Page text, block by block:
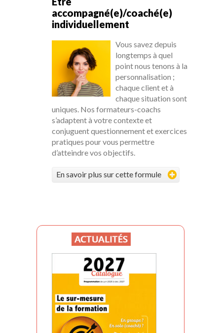
accompagné(e)/coaché(e)
individuellement
Vous savez depuis
longtemps à quel
point nous tenons à la
personnalisation ;
chaque client et à
chaque situation sont
uniques. Nos formateurs-coachs
s’adaptent à votre contexte et
conjuguent questionnement et exercices
pratiques pour vous permettre
d’atteindre vos objectifs.
En savoir plus sur cette formule